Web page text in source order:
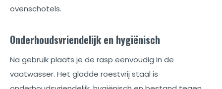
ovenschotels.
Onderhoudsvriendelijk en hygiënisch
Na gebruik plaats je de rasp eenvoudig in de
vaatwasser. Het gladde roestvrij staal is